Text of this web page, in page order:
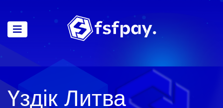
Үздік Литва